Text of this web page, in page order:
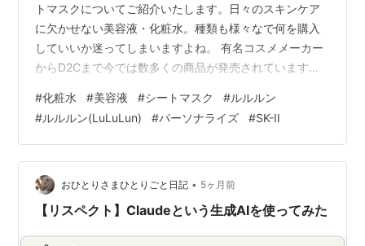
トマスクについてご紹介いたします。日々のスキンケア
に欠かせない美容液・化粧水。種類も様々なで何を購入
していいか迷ってしまいますよね。 有名コスメメーカー
からD2Cまで今では数多くの商品が発売されています。
のはちょっと・・・と思う方も多いかもしれません。 そ
んな時、後払いで購入すれば商品を試してから支払いが
出来ますので安心です。この記事を是非参考にしてみて
ください。 ※本サービス内ではアフィリエイト広告を利
用しています [:contents] 後払い対応ショップ 比較一覧
後払い対応ショップを即日…
#化粧水 #美容液 #シートマスク #ルルルン
#ルルルン(LuLuLun) #パーソナライズ #SK-II
おひとりさまひとりごと日記 • 5ヶ月前
【リスペクト】Claudeという生成AIを使ってみた